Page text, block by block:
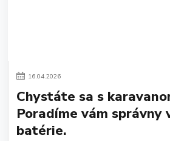
16.04.2026
Chystáte sa s
Poradíme vám správny
batérie.